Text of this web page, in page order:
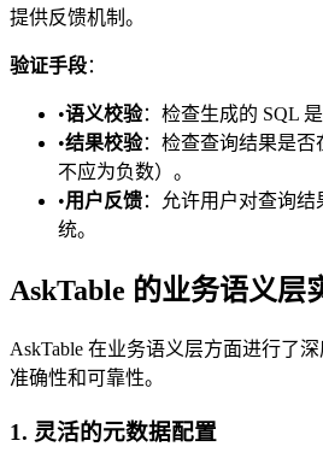
提供反馈机制。
验证手段：
•语义校验：检查生成的 SQL
•结果校验：检查查询结果是否
不应为负数）。
•用户反馈：允许用户对查询
统。
AskTable 的业务语义层
AskTable 在业务语义层方面进行了
准确性和可靠性。
1. 灵活的元数据配置